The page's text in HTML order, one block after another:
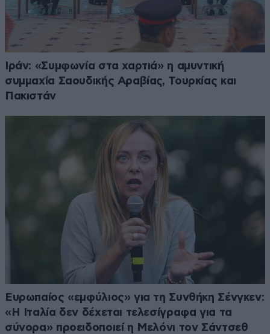
Ιράν: «Συμφωνία στα χαρτιά» η αμυντική
συμμαχία Σαουδικής Αραβίας, Τουρκίας και
Πακιστάν
Ευρωπαίος «εμφύλιος» για τη Συνθήκη Σένγκεν:
«Η Ιταλία δεν δέχεται τελεσίγραφα για τα
σύνορα» προειδοποιεί η Μελόνι τον Σάντσεθ